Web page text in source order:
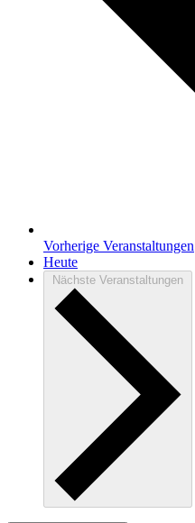
Vorherige Veranstaltungen
Heute
Nächste Veranstaltungen